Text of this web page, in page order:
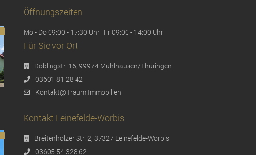
Öffnungszeiten
Mo - Do 09:00 - 17:30 Uhr | Fr 09:00 - 14:00 Uhr
Für Sie vor Ort
Röblingstr. 16, 99974 Mühlhausen/Thüringen
03601 81 28 42
Kontakt@Traum.Immobilien
Kontakt Leinefelde-Worbis
Breitenhölzer Str. 2, 37327 Leinefelde-Worbis
03605 54 328 62